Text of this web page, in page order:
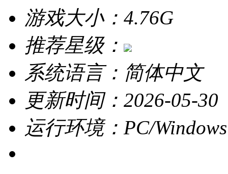
游戏大小：4.76G
推荐星级：
系统语言：简体中文
更新时间：2026-05-30
运行环境：PC/Windows